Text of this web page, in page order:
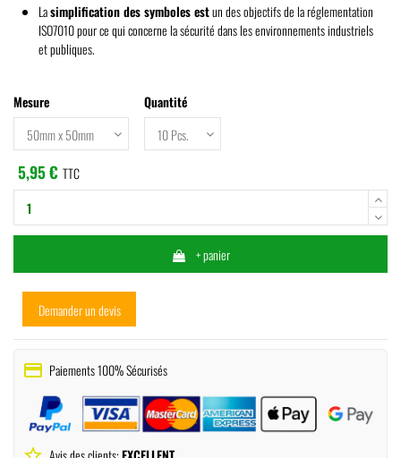
Lasimplification des symboles estun des objectifs de la réglementation
ISO7010 pour ce qui concerne la sécurité dans les environnements industriels
et publiques.
Mesure Quantité
5,95 € TTC
+ panier
Demander un devis
payment Paiements 100% Sécurisés